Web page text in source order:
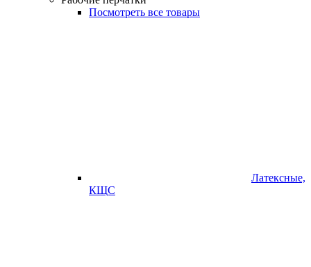
Посмотреть все товары
Латексные,
КЩС